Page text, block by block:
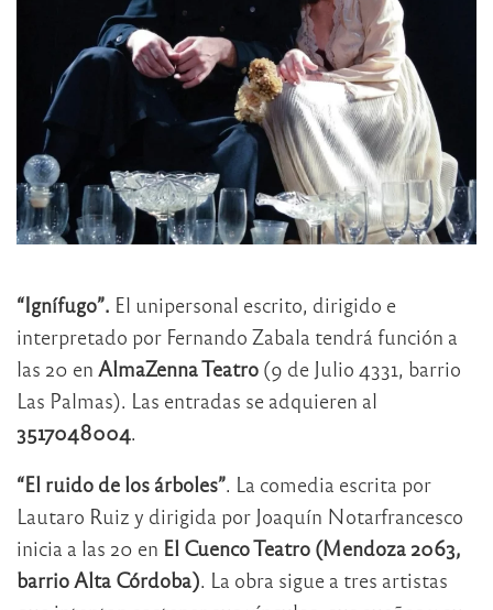
“Ignífugo”. El unipersonal escrito, dirigido e
interpretado por Fernando Zabala tendrá función a
las 20 en AlmaZenna Teatro (9 de Julio 4331, barrio
Las Palmas). Las entradas se adquieren al
3517048004.
“El ruido de los árboles”. La comedia escrita por
Lautaro Ruiz y dirigida por Joaquín Notarfrancesco
inicia a las 20 en El Cuenco Teatro (Mendoza 2063,
barrio Alta Córdoba). La obra sigue a tres artistas